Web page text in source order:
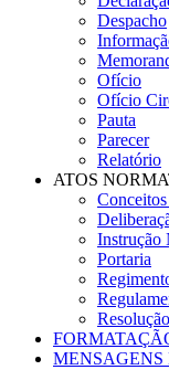
Despacho
Ofício
Ofício
Pauta
Parecer
Relatório
ATOS
Instrução
Portaria
Resolução